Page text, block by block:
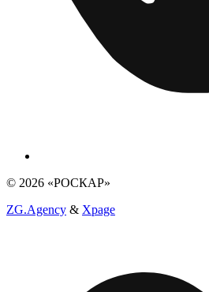
© 2026 «РОСКАР»
ZG.Agency & Xpage